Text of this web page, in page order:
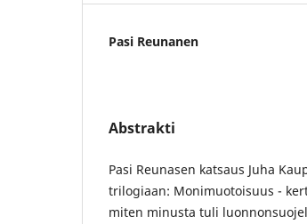
Pasi Reunanen
Abstrakti
Pasi Reunasen katsaus Juha
trilogiaan: Monimuotoisuus -
miten minusta tuli